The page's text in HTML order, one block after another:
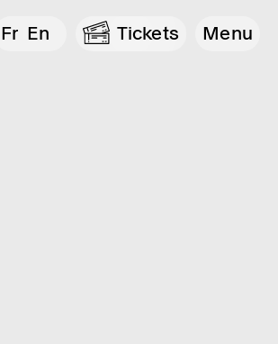
Fr En Tickets Menu